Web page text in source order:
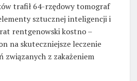
trafił 64-rzędowy tomograf
sztucznej inteligencji i
rentgenowski kostno –
na skuteczniejsze leczenie
związanych z zakażeniem